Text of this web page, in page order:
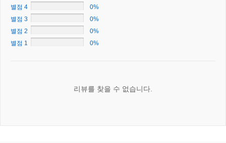
별점 4
0%
별점 3
0%
별점 2
0%
별점 1
0%
리뷰를 찾을 수 없습니다.